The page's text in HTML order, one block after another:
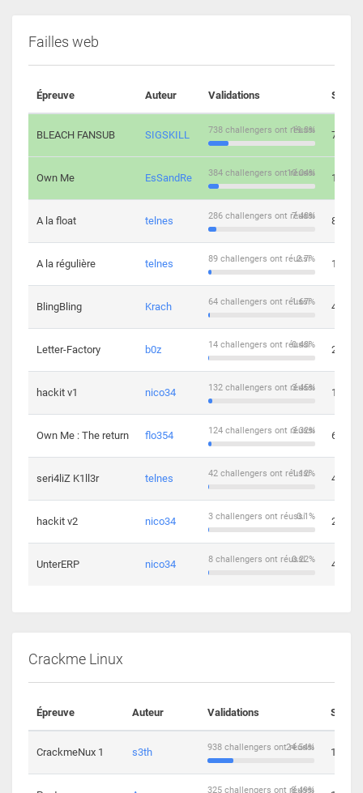
Failles web
Épreuve Auteur Validations
BLEACH FANSUB SIGSKILL 19.3%
738 challengers ont réussi 7
Own Me EsSandRe 10.04%
384 challengers ont réussi 13
A la float telnes 7.48%
286 challengers ont réussi 8
A la régulière telnes 2.7%
89 challengers ont réussi 10
BlingBling Krach 1.67%
64 challengers ont réussi 4
Letter-Factory b0z 0.43%
14 challengers ont réussi 2
hackit v1 nico34 3.45%
132 challengers ont réussi 12
Own Me : The return flo354 3.32%
124 challengers ont réussi 6
seri4liZ K1ll3r telnes 1.12%
42 challengers ont réussi 4
hackit v2 nico34 0.1%
3 challengers ont réussi 2
UnterERP nico34 0.22%
8 challengers ont réussi 4
Crackme Linux
Épreuve Auteur Validations
CrackmeNux 1 s3th 24.54%
938 challengers ont réussi 14
8.49%
325 challengers ont réussi